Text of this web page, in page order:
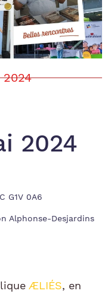
2024
2024
G1V 0A6
Alphonse-Desjardins
ÆLIÉS, en